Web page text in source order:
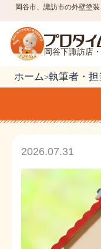
岡谷市、諏訪市の外壁塗
岡谷下諏訪店
ホーム>執筆者・担
2026.07.31